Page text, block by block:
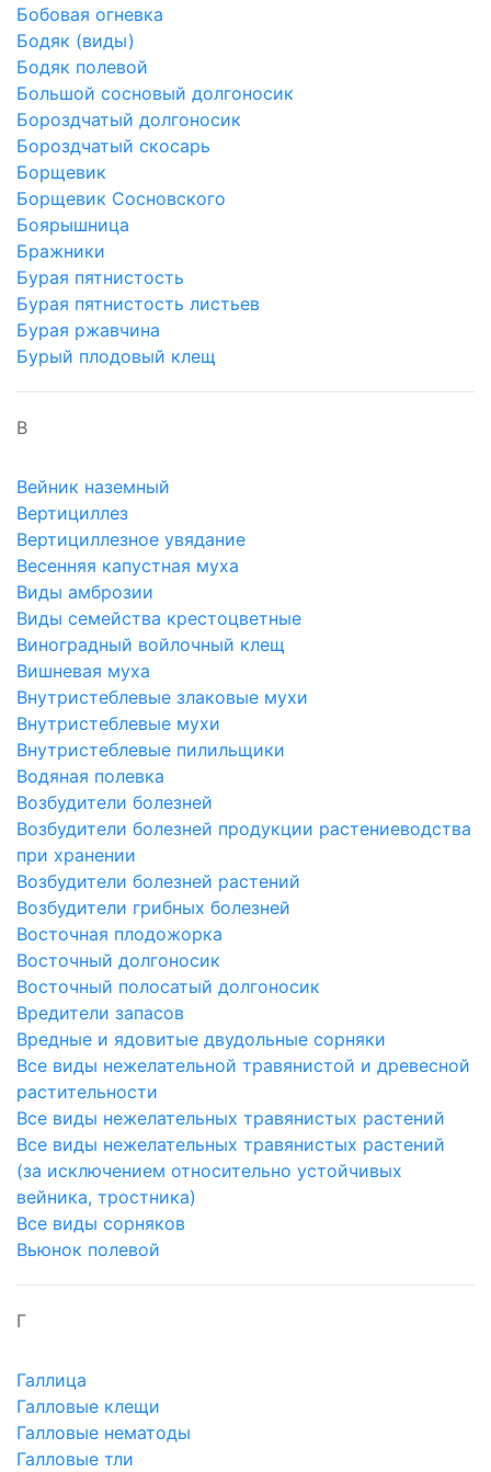
Бобовая огневка
Бодяк (виды)
Бодяк полевой
Большой сосновый долгоносик
Бороздчатый долгоносик
Бороздчатый скосарь
Борщевик
Борщевик Сосновского
Боярышница
Бражники
Бурая пятнистость
Бурая пятнистость листьев
Бурая ржавчина
Бурый плодовый клещ
В
Вейник наземный
Вертициллез
Вертициллезное увядание
Весенняя капустная муха
Виды амброзии
Виды семейства крестоцветные
Виноградный войлочный клещ
Вишневая муха
Внутристеблевые злаковые мухи
Внутристеблевые мухи
Внутристеблевые пилильщики
Водяная полевка
Возбудители болезней
Возбудители болезней продукции растениеводства
при хранении
Возбудители болезней растений
Возбудители грибных болезней
Восточная плодожорка
Восточный долгоносик
Восточный полосатый долгоносик
Вредители запасов
Вредные и ядовитые двудольные сорняки
Все виды нежелательной травянистой и древесной
растительности
Все виды нежелательных травянистых растений
Все виды нежелательных травянистых растений
(за исключением относительно устойчивых
вейника, тростника)
Все виды сорняков
Вьюнок полевой
Г
Галлица
Галловые клещи
Галловые нематоды
Галловые тли